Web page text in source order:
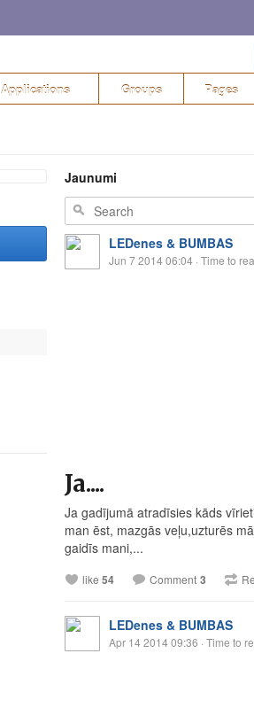
Applications Groups Pages
Jaunumi
LEDenes & BUMBAS
Jun 7 2014 06:04 · Time to
Ja....
Ja gadījumā atradīsies kāds
man ēst, mazgās veļu,uzturēs
gaidīs mani,...
like 54 Comment 3
LEDenes & BUMBAS
Apr 14 2014 09:36 · Time to